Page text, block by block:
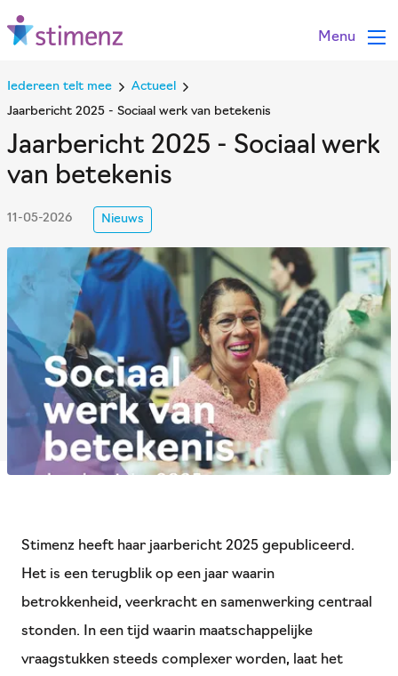
Menu
Iedereen telt mee
Actueel
Jaarbericht 2025 - Sociaal werk van betekenis
Jaarbericht 2025 - Sociaal werk
van betekenis
11-05-2026 Nieuws
Stimenz heeft haar jaarbericht 2025 gepubliceerd.
Het is een terugblik op een jaar waarin
betrokkenheid, veerkracht en samenwerking centraal
stonden. In een tijd waarin maatschappelijke
vraagstukken steeds complexer worden, laat het